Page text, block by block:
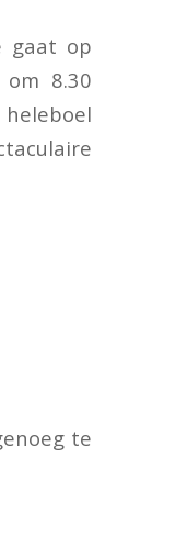
gaat op
8.30
te